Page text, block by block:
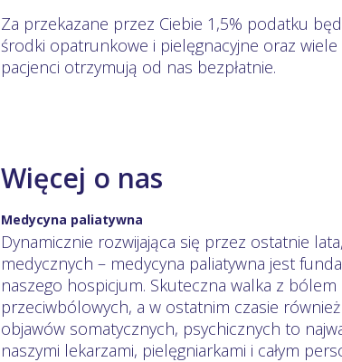
Za przekazane przez Ciebie 1,5% podatku
środki opatrunkowe i pielęgnacyjne oraz
pacjenci otrzymują od nas bezpłatnie.
Więcej o nas
Medycyna paliatywna
Dynamicznie rozwijająca się przez ostatnie
medycznych – medycyna paliatywna jest
naszego hospicjum. Skuteczna walka z
przeciwbólowych, a w ostatnim czasie
objawów somatycznych, psychicznych to
naszymi lekarzami, pielęgniarkami i całym